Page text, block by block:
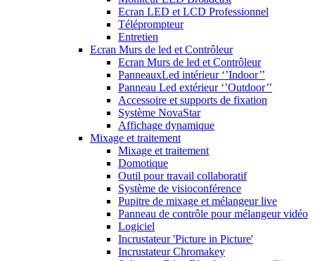
Ecran LED et LCD Professionnel
Téléprompteur
Entretien
Ecran Murs de led et Contrôleur
Ecran Murs de led et Contrôleur
PanneauxLed intérieur ‘’Indoor’’
Panneau Led extérieur ‘’Outdoor’’
Accessoire et supports de fixation
Système NovaStar
Affichage dynamique
Mixage et traitement
Mixage et traitement
Domotique
Outil pour travail collaboratif
Système de visioconférence
Pupitre de mixage et mélangeur live
Panneau de contrôle pour mélangeur vidéo
Logiciel
Incrustateur 'Picture in Picture'
Incrustateur Chromakey